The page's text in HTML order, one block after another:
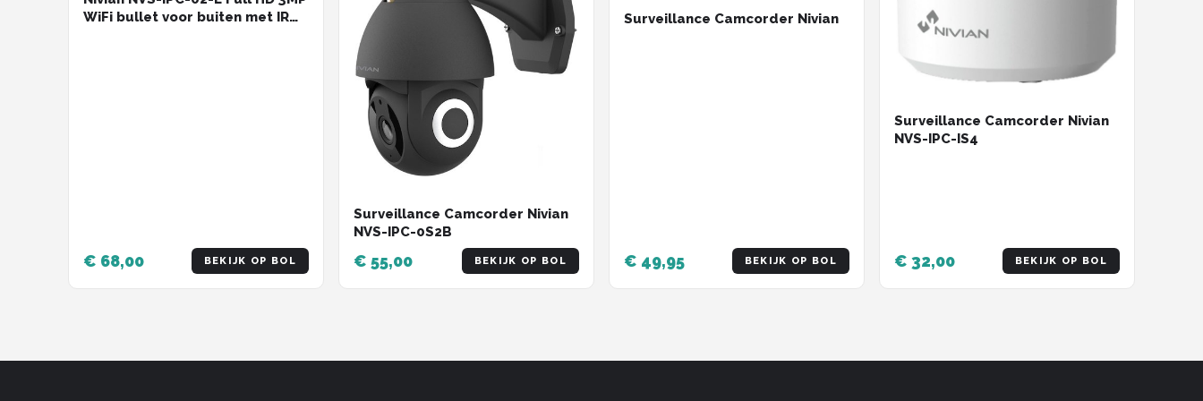
WiFi bullet voor buiten met IR
€ 68,00 BEKIJK OP BOL
Surveillance Camcorder Nivian
NVS-IPC-0S2B
€ 55,00 BEKIJK OP BOL
Surveillance Camcorder Nivian
€ 49,95 BEKIJK OP BOL
Surveillance Camcorder Nivian
NVS-IPC-IS4
€ 32,00 BEKIJK OP BOL